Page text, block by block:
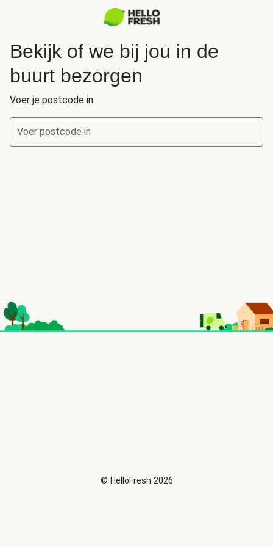
Bekijk of we bij jou in de
buurt bezorgen
Voer je postcode in
Voer postcode in
© HelloFresh 2026